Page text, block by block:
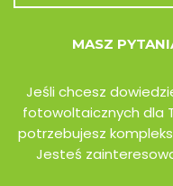
MASZ
Jeśli chcesz
fotowoltaicznych dla
potrzebujesz
Jesteś